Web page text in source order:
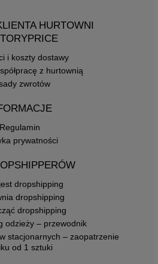
HURTOWNI
i koszty dostawy
z hurtownią
zwrotów
Regulamin
prywatności
dropshipping
dropshipping
dropshipping
odzieży – przewodnik
stacjonarnych – zaopatrzenie
od 1 sztuki